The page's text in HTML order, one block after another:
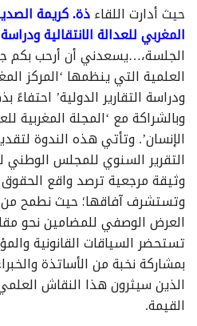
حيث أدارت اللقاءذة. كريمة
المغربي للعدالة الانتقالية
الجلسة،…يسعدني أن أرحب بكم
العلمية التي ينظمها ‘المركز
ودراسة التقارير الدولية’
وبالشراكة مع ‘المجلة المغربية
الإنسان’. وتأتي هذه الندوة
التقرير السنوي للمجلس الوطني
وثيقة مرجعية ترصد واقع الحقوق
وتستشرف آفاقها؛ حيث نطمح من
العرض الوصفي للمضامين نحو
تستحضر السياقات القانونية
بمشاركة نخبة من الأساتذة
الذين سيثرون هذا النقاش
القيمة.